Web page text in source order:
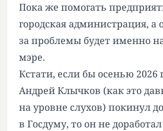
Пока же помогать
городская администрация, а
за проблемы будет именно
мэре.
Кстати, если бы осенью 2026
Андрей Клычков (как это
на уровне слухов) покинул
в Госдуму, то он не